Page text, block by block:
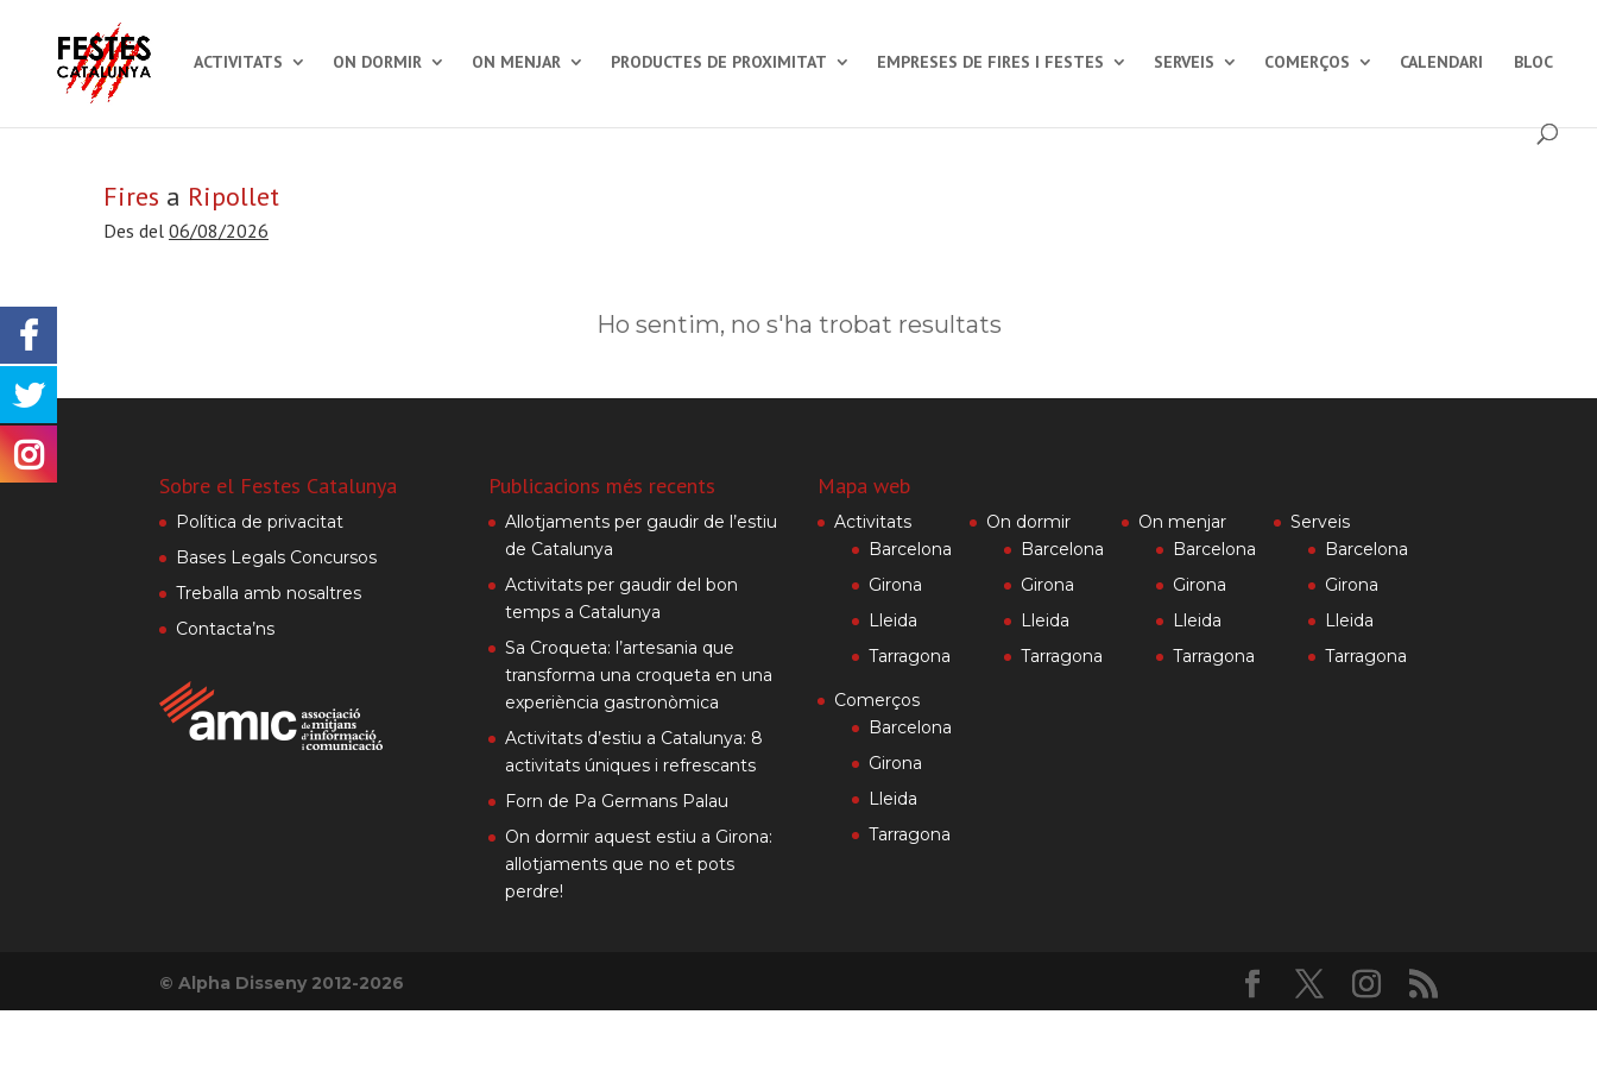
ACTIVITATS ON DORMIR ON MENJAR PRODUCTES DE PROXIMITAT EMPRESES DE FIRES I FESTES SERVEIS COMERÇOS CALENDARI BLOC
Fires a Ripollet
Des del 06/08/2026
Ho sentim, no s'ha trobat resultats
Sobre el Festes Catalunya
Política de privacitat
Bases Legals Concursos
Treballa amb nosaltres
Contacta’ns
Publicacions més recents
Allotjaments per gaudir de l’estiu
de Catalunya
Activitats per gaudir del bon
temps a Catalunya
Sa Croqueta: l’artesania que
transforma una croqueta en una
experiència gastronòmica
Activitats d’estiu a Catalunya: 8
activitats úniques i refrescants
Forn de Pa Germans Palau
On dormir aquest estiu a Girona:
allotjaments que no et pots
perdre!
Mapa web
Activitats
Barcelona
Girona
Lleida
Tarragona
On dormir
Barcelona
Girona
Lleida
Tarragona
On menjar
Barcelona
Girona
Lleida
Tarragona
Serveis
Barcelona
Girona
Lleida
Tarragona
Comerços
Barcelona
Girona
Lleida
Tarragona
© Alpha Disseny 2012-2026